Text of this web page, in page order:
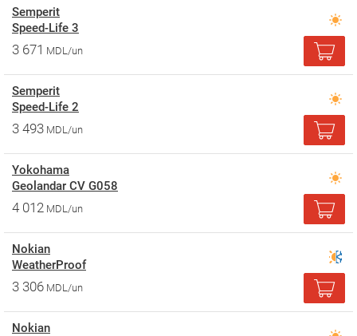
Semperit
Speed-Life 3
3 671 MDL/un
Semperit
Speed-Life 2
3 493 MDL/un
Yokohama
Geolandar CV G058
4 012 MDL/un
Nokian
WeatherProof
3 306 MDL/un
Nokian